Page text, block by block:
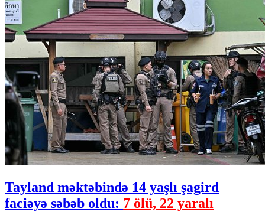
Tayland məktəbində 14 yaşlı şagird
faciəyə səbəb oldu: 7 ölü, 22 yaralı